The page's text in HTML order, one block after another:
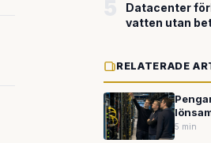
Datacenter
vatten utan
RELATERADE
5 min